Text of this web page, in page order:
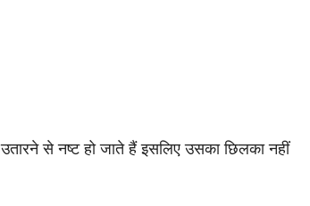
से नष्ट हो जाते हैं इसलिए उसका छिलका नहीं